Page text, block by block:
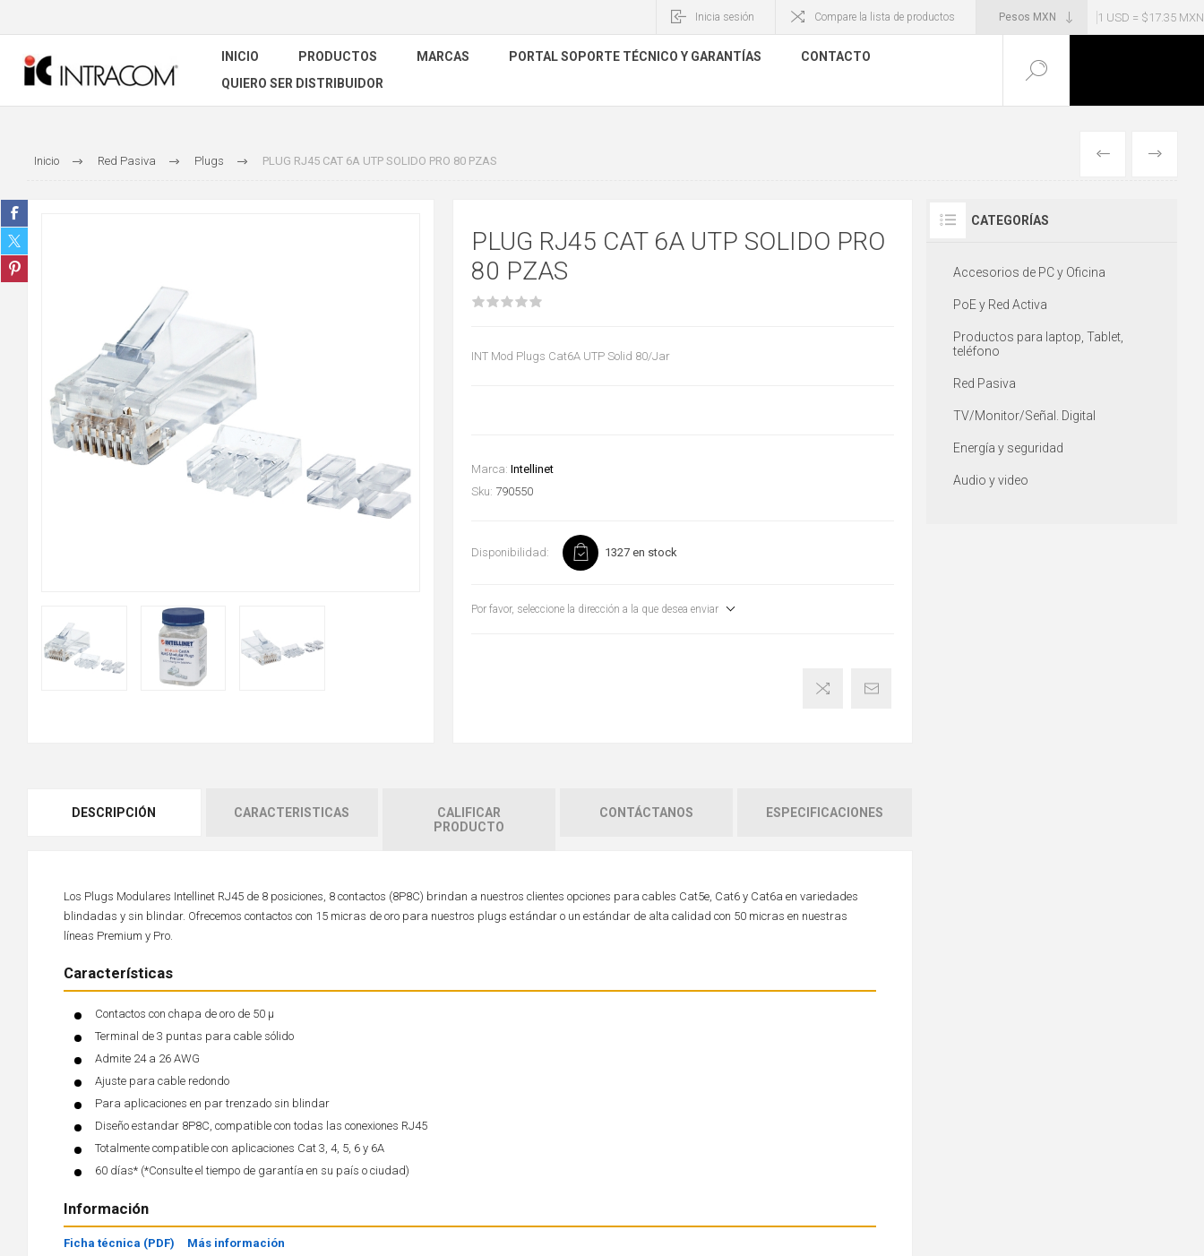
1 USD = $17.35 MXN
Inicia sesión Compare la lista de productos
INICIO PRODUCTOS MARCAS PORTAL SOPORTE TÉCNICO Y GARANTÍAS
CONTACTO
QUIERO SER DISTRIBUIDOR
Inicio Red Pasiva Plugs PLUG RJ45 CAT 6A UTP SOLIDO PRO 80 PZAS ANTERIOR
PLUG RJ45 CAT 6A UTP SOLIDO PRO
80 PZAS
INT Mod Plugs Cat6A UTP Solid 80/Jar
Marca: Intellinet
Sku: 790550
Disponibilidad: 1327 en stock
Por favor, seleccione la dirección a la que desea enviar
DESCRIPCIÓN CARACTERISTICAS
CALIFICAR
PRODUCTO
CONTÁCTANOS ESPECIFICACIONES
Los Plugs Modulares Intellinet RJ45 de 8 posiciones, 8 contactos (8P8C) brindan a nuestros clientes opciones para cables Cat5e, Cat6 y Cat6a en variedades
blindadas y sin blindar. Ofrecemos contactos con 15 micras de oro para nuestros plugs estándar o un estándar de alta calidad con 50 micras en nuestras
líneas Premium y Pro.
Características
Contactos con chapa de oro de 50 µ
Terminal de 3 puntas para cable sólido
Admite 24 a 26 AWG
Ajuste para cable redondo
Para aplicaciones en par trenzado sin blindar
Diseño estandar 8P8C, compatible con todas las conexiones RJ45
Totalmente compatible con aplicaciones Cat 3, 4, 5, 6 y 6A
60 días* (*Consulte el tiempo de garantía en su país o ciudad)
Información
Ficha técnica (PDF) Más información
CATEGORÍAS
Accesorios de PC y Oficina
PoE y Red Activa
Productos para laptop, Tablet,
teléfono
Red Pasiva
TV/Monitor/Señal. Digital
Energía y seguridad
Audio y video